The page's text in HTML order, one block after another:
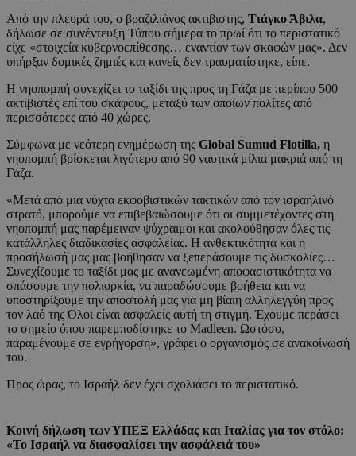
Από την πλευρά του, ο βραζιλιάνος ακτιβιστής, Τιάγκο Άβιλα,
δήλωσε σε συνέντευξη Τύπου σήμερα το πρωί ότι το περιστατικό
είχε «στοιχεία κυβερνοεπίθεσης… εναντίον των σκαφών μας». Δεν
υπήρξαν δομικές ζημιές και κανείς δεν τραυματίστηκε, είπε.
Η νηοπομπή συνεχίζει το ταξίδι της προς τη Γάζα με περίπου 500
ακτιβιστές επί του σκάφους, μεταξύ των οποίων πολίτες από
περισσότερες από 40 χώρες.
Σύμφωνα με νεότερη ενημέρωση της Global Sumud Flotilla, η
νηοπομπή βρίσκεται λιγότερο από 90 ναυτικά μίλια μακριά από τη
Γάζα.
«Μετά από μια νύχτα εκφοβιστικών τακτικών από τον ισραηλινό
στρατό, μπορούμε να επιβεβαιώσουμε ότι οι συμμετέχοντες στη
νηοπομπή μας παρέμειναν ψύχραιμοι και ακολούθησαν όλες τις
κατάλληλες διαδικασίες ασφαλείας. Η ανθεκτικότητα και η
προσήλωσή μας μας βοήθησαν να ξεπεράσουμε τις δυσκολίες…
Συνεχίζουμε το ταξίδι μας με ανανεωμένη αποφασιστικότητα να
σπάσουμε την πολιορκία, να παραδώσουμε βοήθεια και να
υποστηρίξουμε την αποστολή μας για μη βίαιη αλληλεγγύη προς
τον λαό της Όλοι είναι ασφαλείς αυτή τη στιγμή. Έχουμε περάσει
το σημείο όπου παρεμποδίστηκε το Madleen. Ωστόσο,
παραμένουμε σε εγρήγορση», γράφει ο οργανισμός σε ανακοίνωσή
του.
Προς ώρας, το Ισραήλ δεν έχει σχολιάσει το περιστατικό.
Κοινή δήλωση των ΥΠΕΞ Ελλάδας και Ιταλίας για τον στόλο:
«Το Ισραήλ να διασφαλίσει την ασφάλειά του»